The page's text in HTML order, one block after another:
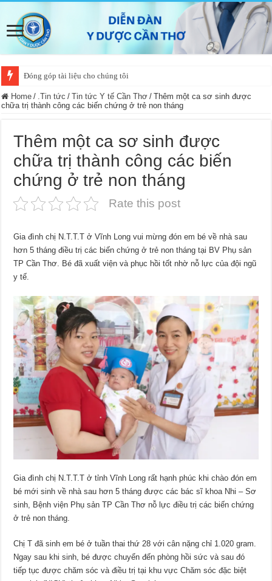
Đóng góp tài liệu cho chúng tôi
Home / .Tin tức / Tin tức Y tế Cần Thơ / Thêm một ca sơ sinh được
chữa trị thành công các biến chứng ở trẻ non tháng
Thêm một ca sơ sinh được
chữa trị thành công các biến
chứng ở trẻ non tháng
Rate this post
Gia đình chị N.T.T.T ở Vĩnh Long vui mừng đón em bé về nhà sau
hơn 5 tháng điều trị các biến chứng ở trẻ non tháng tại BV Phụ sản
TP Cần Thơ. Bé đã xuất viện và phục hồi tốt nhờ nỗ lực của đội ngũ
y tế.
Gia đình chị N.T.T.T ở tỉnh Vĩnh Long rất hạnh phúc khi chào đón em
bé mới sinh về nhà sau hơn 5 tháng được các bác sĩ khoa Nhi – Sơ
sinh, Bệnh viện Phụ sản TP Cần Thơ nỗ lực điều trị các biến chứng
ở trẻ non tháng.
Chị T đã sinh em bé ở tuần thai thứ 28 với cân nặng chỉ 1.020 gram.
Ngay sau khi sinh, bé được chuyển đến phòng hồi sức và sau đó
tiếp tục được chăm sóc và điều trị tại khu vực Chăm sóc đặc biệt